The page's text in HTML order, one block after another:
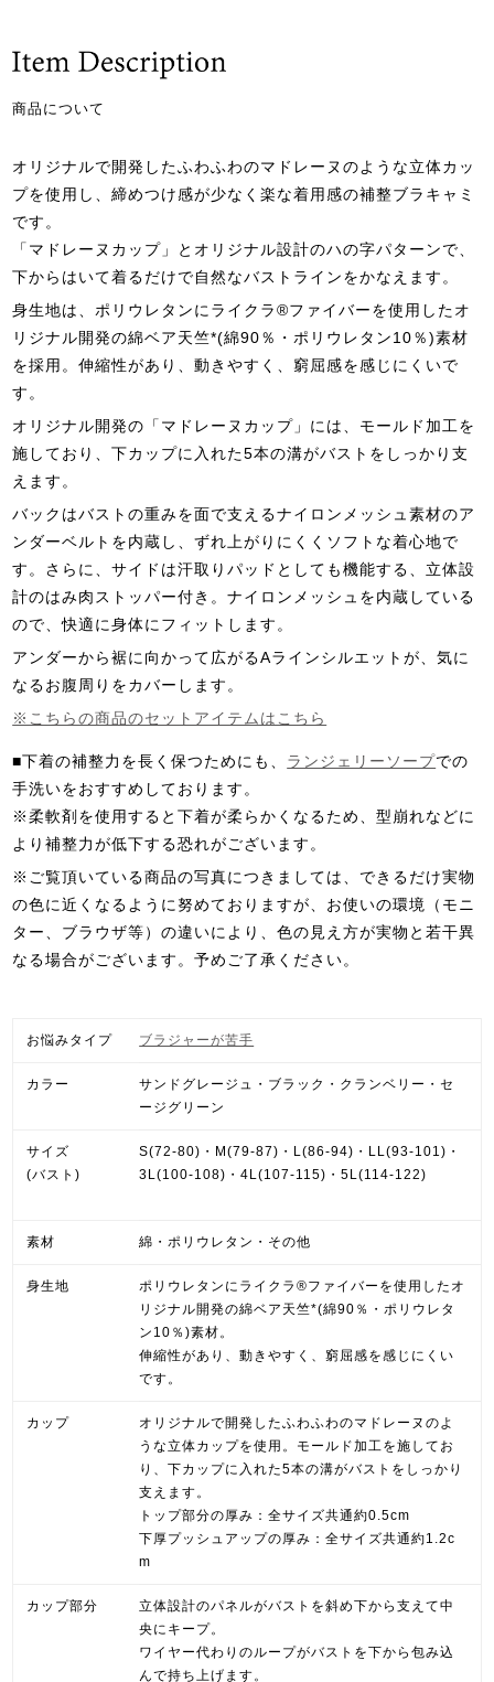
商品について
オリジナルで開発したふわふわのマドレーヌのような立体カッ
プを使用し、締めつけ感が少なく楽な着用感の補整ブラキャミ
です。
「マドレーヌカップ」とオリジナル設計のハの字パターンで、
下からはいて着るだけで自然なバストラインをかなえます。
身生地は、ポリウレタンにライクラ®ファイバーを使用したオ
リジナル開発の綿ベア天竺*(綿90％・ポリウレタン10％)素材
を採用。伸縮性があり、動きやすく、窮屈感を感じにくいで
す。
オリジナル開発の「マドレーヌカップ」には、モールド加工を
施しており、下カップに入れた5本の溝がバストをしっかり支
えます。
バックはバストの重みを面で支えるナイロンメッシュ素材のア
ンダーベルトを内蔵し、ずれ上がりにくくソフトな着心地で
す。さらに、サイドは汗取りパッドとしても機能する、立体設
計のはみ肉ストッパー付き。ナイロンメッシュを内蔵している
ので、快適に身体にフィットします。
アンダーから裾に向かって広がるAラインシルエットが、気に
なるお腹周りをカバーします。
※こちらの商品のセットアイテムはこちら
■下着の補整力を長く保つためにも、 ランジェリーソープでの
手洗いをおすすめしております。
※柔軟剤を使用すると下着が柔らかくなるため、型崩れなどに
より補整力が低下する恐れがございます。
※ご覧頂いている商品の写真につきましては、できるだけ実物
の色に近くなるように努めておりますが、お使いの環境（モニ
ター、ブラウザ等）の違いにより、色の見え方が実物と若干異
なる場合がございます。予めご了承ください。
お悩みタイプ ブラジャーが苦手
カラー
サンドグレージュ・ブラック・クランベリー・セ
ージグリーン
サイズ
(バスト)
S(72-80)・M(79-87)・L(86-94)・LL(93-101)・
3L(100-108)・4L(107-115)・5L(114-122)
素材 綿・ポリウレタン・その他
身生地
ポリウレタンにライクラ®ファイバーを使用したオ
リジナル開発の綿ベア天竺*(綿90％・ポリウレタ
ン10％)素材。
伸縮性があり、動きやすく、窮屈感を感じにくい
です。
カップ
オリジナルで開発したふわふわのマドレーヌのよ
うな立体カップを使用。モールド加工を施してお
り、下カップに入れた5本の溝がバストをしっかり
支えます。
トップ部分の厚み：全サイズ共通約0.5cm
下厚プッシュアップの厚み：全サイズ共通約1.2c
m
カップ部分
立体設計のパネルがバストを斜め下から支えて中
央にキープ。
ワイヤー代わりのループがバストを下から包み込
んで持ち上げます。